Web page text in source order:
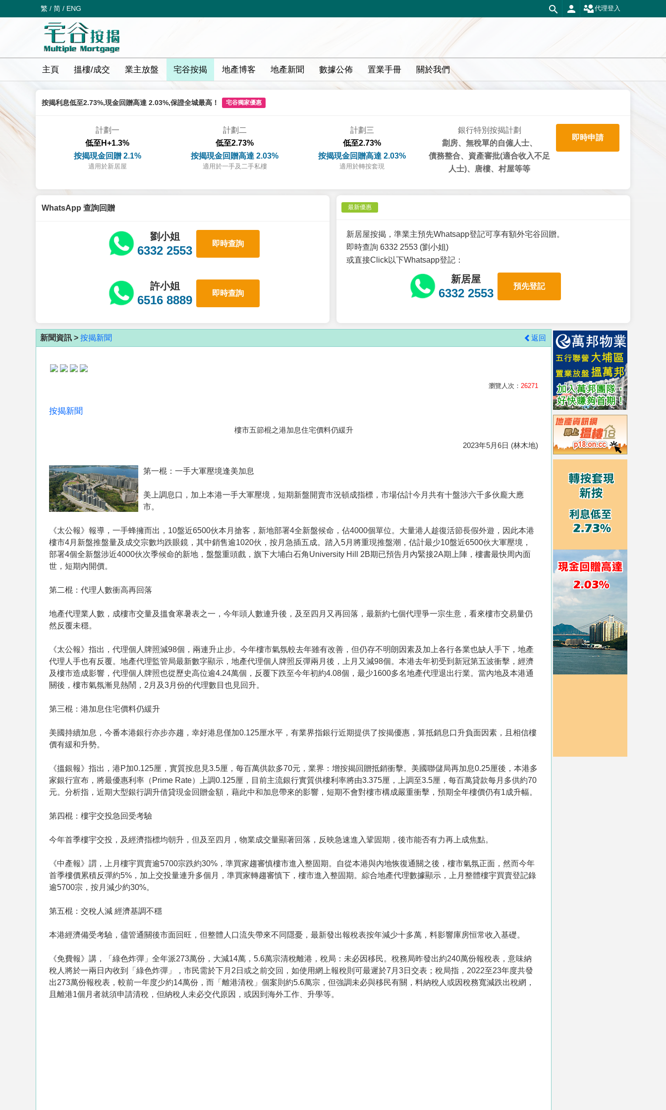
繁 / 简 / ENG 代理登入
主頁 搵樓/成交 業主放盤 宅谷按揭 地產博客 地產新聞 數據公佈 置業手冊 關於我們
按揭利息低至2.73%,現金回贈高達 2.03%,保證全城最高！ 宅谷獨家優惠
計劃一
低至H+1.3%
按揭現金回贈 2.1%
適用於新居屋
計劃二
低至2.73%
按揭現金回贈高達 2.03%
適用於一手及二手私樓
計劃三
低至2.73%
按揭現金回贈高達 2.03%
適用於轉按套現
銀行特別按揭計劃
劏房、無稅單的自僱人士、
債務整合、資產審批(適合收入不足
人士)、唐樓、村屋等等
即時申請
WhatsApp 查詢回贈
劉小姐
6332 2553
即時查詢
許小姐
6516 8889
即時查詢
最新優惠
新居屋按揭，準業主預先Whatsapp登記可享有額外宅谷回贈。
即時查詢 6332 2553 (劉小姐)
或直接Click以下Whatsapp登記：
新居屋
6332 2553
預先登記
新聞資訊 > 按揭新聞 返回
瀏覽人次： 26271
按揭新聞
樓市五節棍之港加息住宅價料仍緩升
2023年5月6日 (林木地)
第一棍：一手大軍壓境逢美加息
美上調息口，加上本港一手大軍壓境，短期新盤開賣市況頓成指標，市場估計今月共有十盤涉六千多伙龐大應
市。
《太公報》報導，一手蜂擁而出，10盤近6500伙本月搶客，新地部署4全新盤候命，佔4000個單位。大量港人趁復活節長假外遊，因此本港
樓市4月新盤推盤量及成交宗數均跌眼鏡，其中銷售逾1020伙，按月急插五成。踏入5月將重現推盤潮，估計最少10盤近6500伙大軍壓境，
部署4個全新盤涉近4000伙次季候命的新地，盤盤重頭戲，旗下大埔白石角University Hill 2B期已預告月內緊接2A期上陣，樓書最快周內面
世，短期內開價。
第二棍：代理人數衝高再回落
地產代理業人數，成樓市交量及搵食寒暑表之一，今年頭人數連升後，及至四月又再回落，最新約七個代理爭一宗生意，看來樓市交易量仍
然反覆未穩。
《太公報》指出，代理個人牌照減98個，兩連升止步。今年樓市氣氛較去年雖有改善，但仍存不明朗因素及加上各行各業也缺人手下，地產
代理人手也有反覆。地產代理監管局最新數字顯示，地產代理個人牌照反彈兩月後，上月又減98個。本港去年初受到新冠第五波衝擊，經濟
及樓市造成影響，代理個人牌照也從歷史高位逾4.24萬個，反覆下跌至今年初約4.08個，最少1600多名地產代理退出行業。當內地及本港通
關後，樓市氣氛漸見熱鬧，2月及3月份的代理數目也見回升。
第三棍：港加息住宅價料仍緩升
美國持續加息，今番本港銀行亦步亦趨，幸好港息僅加0.125厘水平，有業界指銀行近期提供了按揭優惠，算抵銷息口升負面因素，且相信樓
價有緩和升勢。
《搵銀報》指出，港P加0.125厘，實質按息見3.5厘，每百萬供款多70元，業界：增按揭回贈抵銷衝擊。美國聯儲局再加息0.25厘後，本港多
家銀行宣布，將最優惠利率（Prime Rate）上調0.125厘，目前主流銀行實質供樓利率將由3.375厘，上調至3.5厘，每百萬貸款每月多供約70
元。分析指，近期大型銀行調升借貸現金回贈金額，藉此中和加息帶來的影響，短期不會對樓市構成嚴重衝擊，預期全年樓價仍有1成升幅。
第四棍：樓宇交投急回受考驗
今年首季樓宇交投，及經濟指標均朝升，但及至四月，物業成交量顯著回落，反映急速進入鞏固期，後市能否有力再上成焦點。
《中產報》謂，上月樓宇買賣逾5700宗跌約30%，準買家趨審慎樓市進入整固期。自從本港與內地恢復通關之後，樓市氣氛正面，然而今年
首季樓價累積反彈約5%，加上交投量連升多個月，準買家轉趨審慎下，樓市進入整固期。綜合地產代理數據顯示，上月整體樓宇買賣登記錄
逾5700宗，按月減少約30%。
第五棍：交稅人減 經濟基調不穩
本港經濟備受考驗，儘管通關後市面回旺，但整體人口流失帶來不同隱憂，最新發出報稅表按年減少十多萬，料影響庫房恒常收入基礎。
《免費報》講，「綠色炸彈」全年派273萬份，大減14萬，5.6萬宗清稅離港，稅局：未必因移民。稅務局昨發出約240萬份報稅表，意味納
稅人將於一兩日內收到「綠色炸彈」，市民需於下月2日或之前交回，如使用網上報稅則可最遲於7月3日交表；稅局指，2022至23年度共發
出273萬份報稅表，較前一年度少約14萬份，而「離港清稅」個案則約5.6萬宗，但強調未必與移民有關，料納稅人或因稅務寬減跌出稅網，
且離港1個月者就須申請清稅，但納稅人未必交代原因，或因到海外工作、升學等。